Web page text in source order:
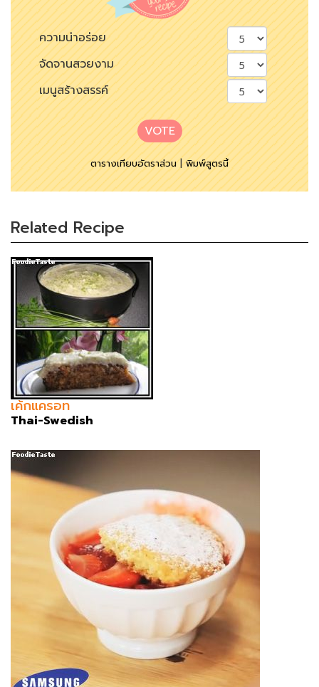
ความน่าอร่อย
จัดจานสวยงาม
เมนูสร้างสรรค์
VOTE
ตารางเทียบอัตราส่วน|พิมพ์สูตรนี้
Related Recipe
เค้กแครอท
Thai-Swedish